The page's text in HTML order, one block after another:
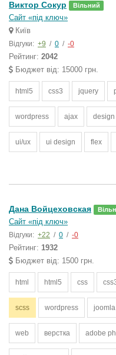
Виктор Сокур Вільний
Сайт «під ключ»
Київ
Відгуки: +9 / 0 / -0
Рейтинг: 2042
Бюджет від: 15000 грн.
html5 css3 jquery
wordpress ajax design
ui/ux ui design flex
Дана Войцеховская
Сайт «під ключ»
Відгуки: +22 / 0 / -0
Рейтинг: 1932
Бюджет від: 1500 грн.
html html5 css
scss wordpress joomla
web верстка adobe